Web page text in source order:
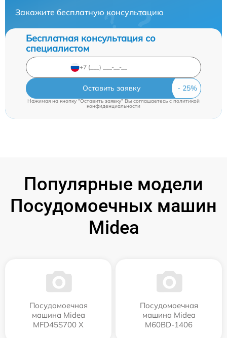
Закажите бесплатную консультацию
Бесплатная консультация со
специалистом
Оставить заявку
Нажимая на кнопку "Оставить заявку" Вы соглашаетесь cполитикой
конфиденциальности
Популярные модели
Посудомоечных машин
Midea
Посудомоечная
машина Midea
MFD45S700 X
Посудомоечная
машина Midea
M60BD-1406